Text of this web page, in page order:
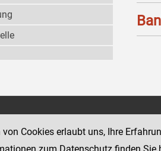
Wien
wzl
von Cookies erlaubt uns, Ihre